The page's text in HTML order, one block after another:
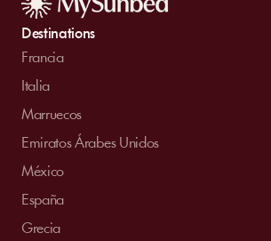
Destinations
Francia
Italia
Marruecos
Emiratos Árabes Unidos
México
España
Grecia